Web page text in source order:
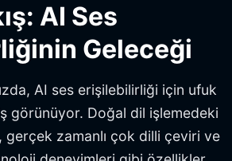
AI Ses
Geleceği
AI ses erişilebilirliği için ufuk
görünüyor. Doğal dil işlemedeki
gerçek zamanlı çok dilli çeviri ve